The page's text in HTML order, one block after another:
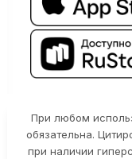
При любом
обязательна.
при наличии